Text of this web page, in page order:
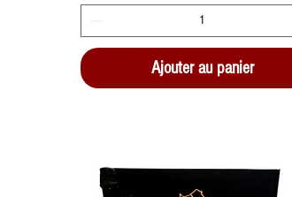
Ajouter au panier